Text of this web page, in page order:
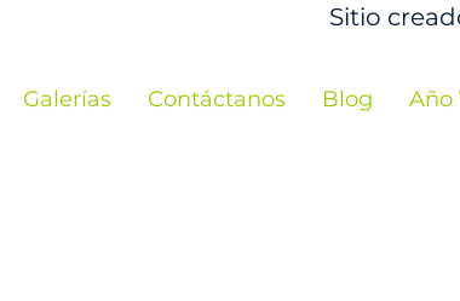
Sitio
Galerías Contáctanos Blog Año